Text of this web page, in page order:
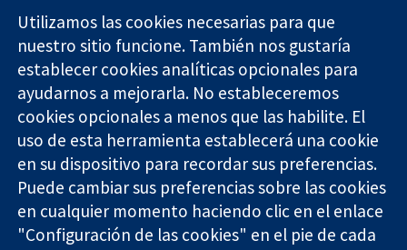
Evidencia fiable.
Decisiones
informadas.
Mejor salud.
11-13 Cavendish
Square
Londres
W1G 0AN
Reino Unido
Contacto
Noticias
Prensa
Sobre
nosotros
Empleo
Cochrane
Library
Utilizamos las cookies necesarias para que
nuestro sitio funcione. También nos gustaría
establecer cookies analíticas opcionales para
ayudarnos a mejorarla. No estableceremos
cookies opcionales a menos que las habilite. El
uso de esta herramienta establecerá una cookie
en su dispositivo para recordar sus preferencias.
Puede cambiar sus preferencias sobre las cookies
en cualquier momento haciendo clic en el enlace
"Configuración de las cookies" en el pie de cada